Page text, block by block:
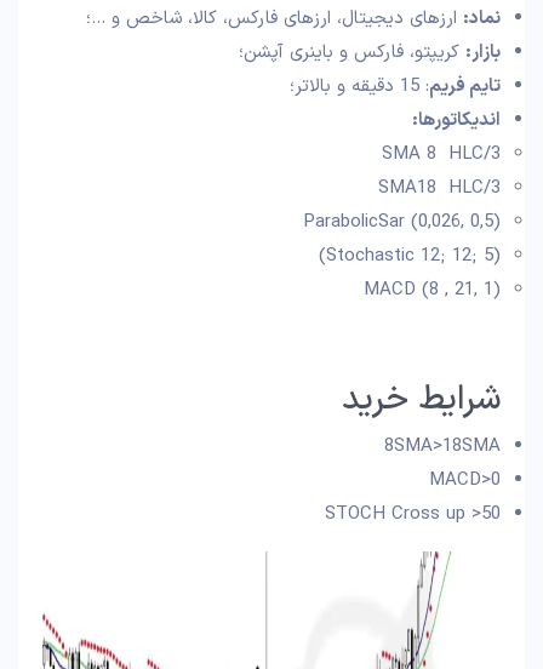
نماد: ارزهای دیجیتال، ارزهای فارکس، کالا، شاخص و …؛
بازار: کریپتو، فارکس و باینری آپشن؛
تایم فریم: 15 دقیقه و بالاتر؛
اندیکاتورها:
SMA 8 HLC/3
SMA18 HLC/3
ParabolicSar (0,026, 0,5)
(Stochastic 12; 12; 5)
MACD (8 , 21, 1)
شرایط خرید
8SMA>18SMA
MACD>0
STOCH Cross up >50